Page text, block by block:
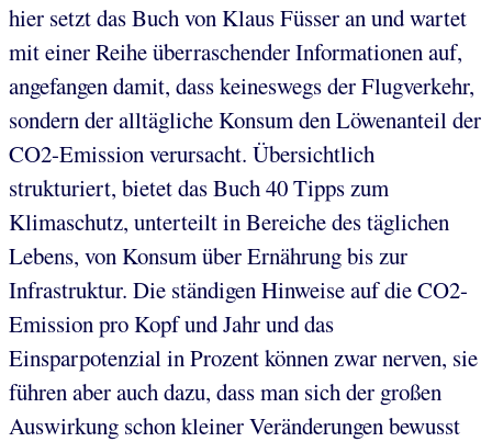
hier setzt das Buch von Klaus Füsser an und wartet
mit einer Reihe überraschender Informationen auf,
angefangen damit, dass keineswegs der Flugverkehr,
sondern der alltägliche Konsum den Löwenanteil der
CO2-Emission verursacht. Übersichtlich
strukturiert, bietet das Buch 40 Tipps zum
Klimaschutz, unterteilt in Bereiche des täglichen
Lebens, von Konsum über Ernährung bis zur
Infrastruktur. Die ständigen Hinweise auf die CO2-
Emission pro Kopf und Jahr und das
Einsparpotenzial in Prozent können zwar nerven, sie
führen aber auch dazu, dass man sich der großen
Auswirkung schon kleiner Veränderungen bewusst